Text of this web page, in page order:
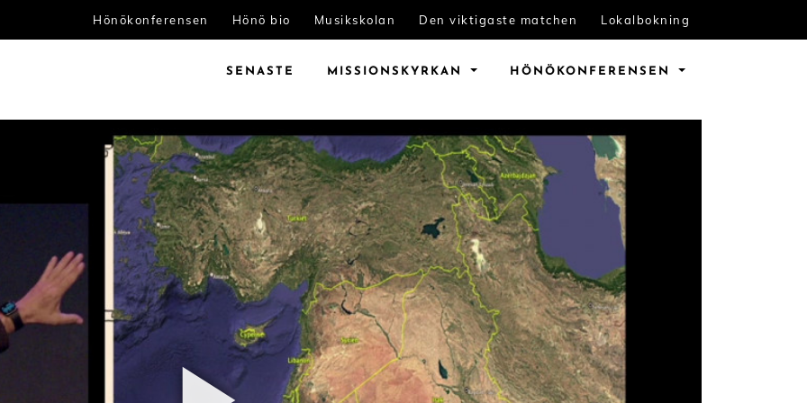
Hönökonferensen Hönö bio Musikskolan Den viktigaste matchen Lokalbokning
SENASTE MISSIONS KYRKAN HÖNÖ KONFERENSEN